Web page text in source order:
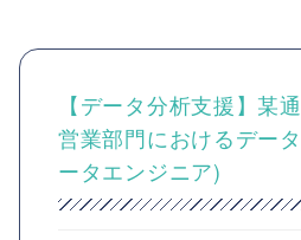
【データ分析支援】某
営業部門におけるデー
ータエンジニア)